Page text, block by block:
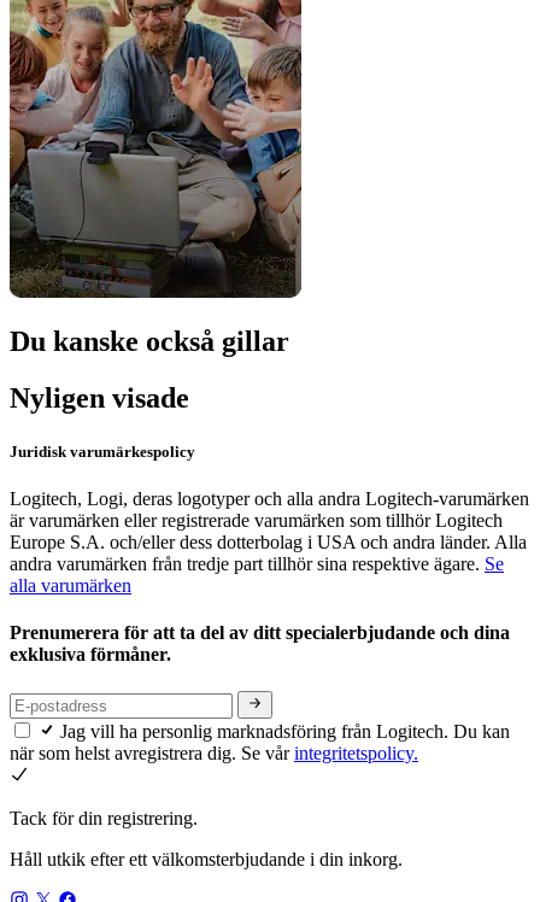
Du kanske också gillar
Nyligen visade
Juridisk varumärkespolicy
Logitech, Logi, deras logotyper och alla andra Logitech-varumärken
är varumärken eller registrerade varumärken som tillhör Logitech
Europe S.A. och/eller dess dotterbolag i USA och andra länder. Alla
andra varumärken från tredje part tillhör sina respektive ägare. Se
alla varumärken
Prenumerera för att ta del av ditt specialerbjudande och dina
exklusiva förmåner.
Jag vill ha personlig marknadsföring från Logitech. Du kan
när som helst avregistrera dig. Se vårintegritetspolicy.
Tack för din registrering.
Håll utkik efter ett välkomsterbjudande i din inkorg.